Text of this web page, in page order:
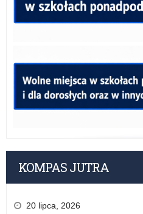
KOMPAS JUTRA
20 lipca, 2026